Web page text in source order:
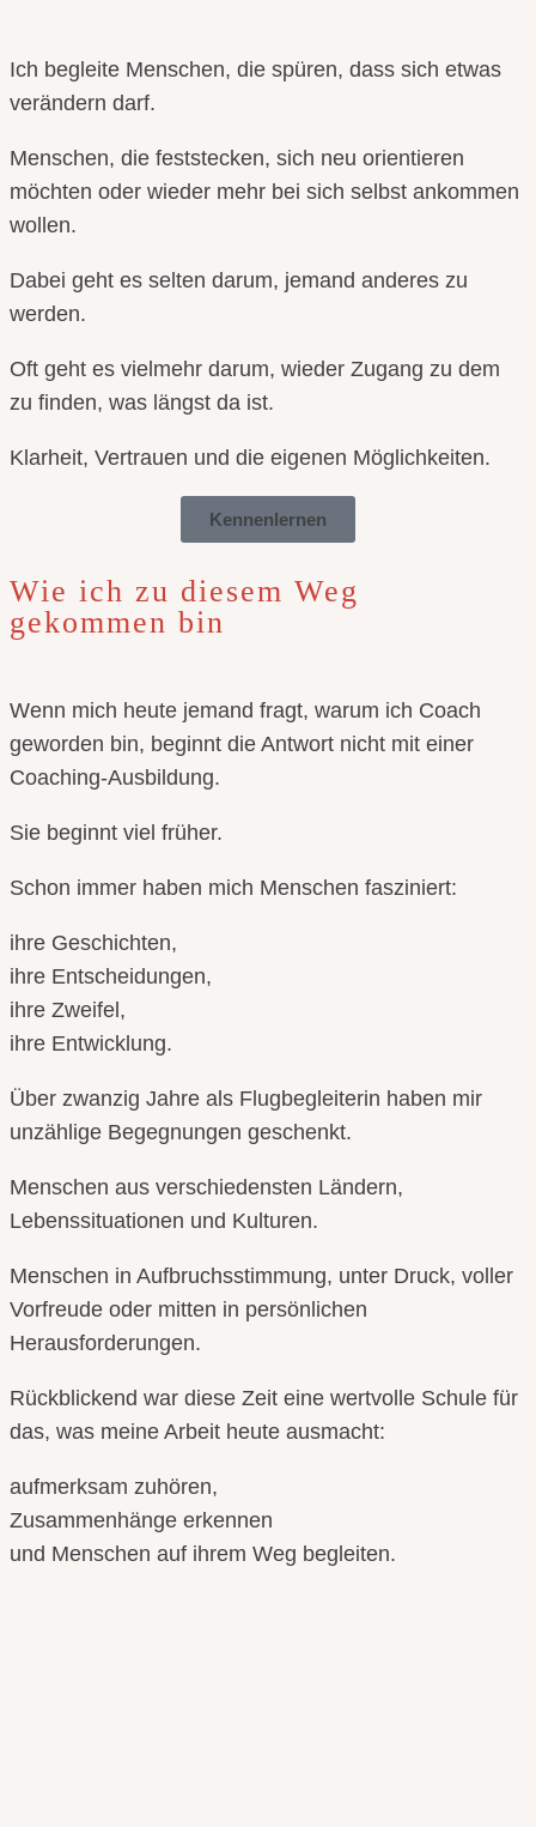
Ich begleite Menschen, die spüren, dass sich etwas
verändern darf.
Menschen, die feststecken, sich neu orientieren
möchten oder wieder mehr bei sich selbst ankommen
wollen.
Dabei geht es selten darum, jemand anderes zu
werden.
Oft geht es vielmehr darum, wieder Zugang zu dem
zu finden, was längst da ist.
Klarheit, Vertrauen und die eigenen Möglichkeiten.
Kennenlernen
Wie ich zu diesem Weg
gekommen bin
Wenn mich heute jemand fragt, warum ich Coach
geworden bin, beginnt die Antwort nicht mit einer
Coaching-Ausbildung.
Sie beginnt viel früher.
Schon immer haben mich Menschen fasziniert:
ihre Geschichten,
ihre Entscheidungen,
ihre Zweifel,
ihre Entwicklung.
Über zwanzig Jahre als Flugbegleiterin haben mir
unzählige Begegnungen geschenkt.
Menschen aus verschiedensten Ländern,
Lebenssituationen und Kulturen.
Menschen in Aufbruchsstimmung, unter Druck, voller
Vorfreude oder mitten in persönlichen
Herausforderungen.
Rückblickend war diese Zeit eine wertvolle Schule für
das, was meine Arbeit heute ausmacht:
aufmerksam zuhören,
Zusammenhänge erkennen
und Menschen auf ihrem Weg begleiten.